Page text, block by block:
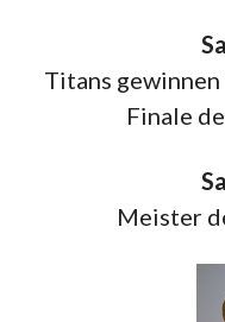
Titans
Finale
Meister